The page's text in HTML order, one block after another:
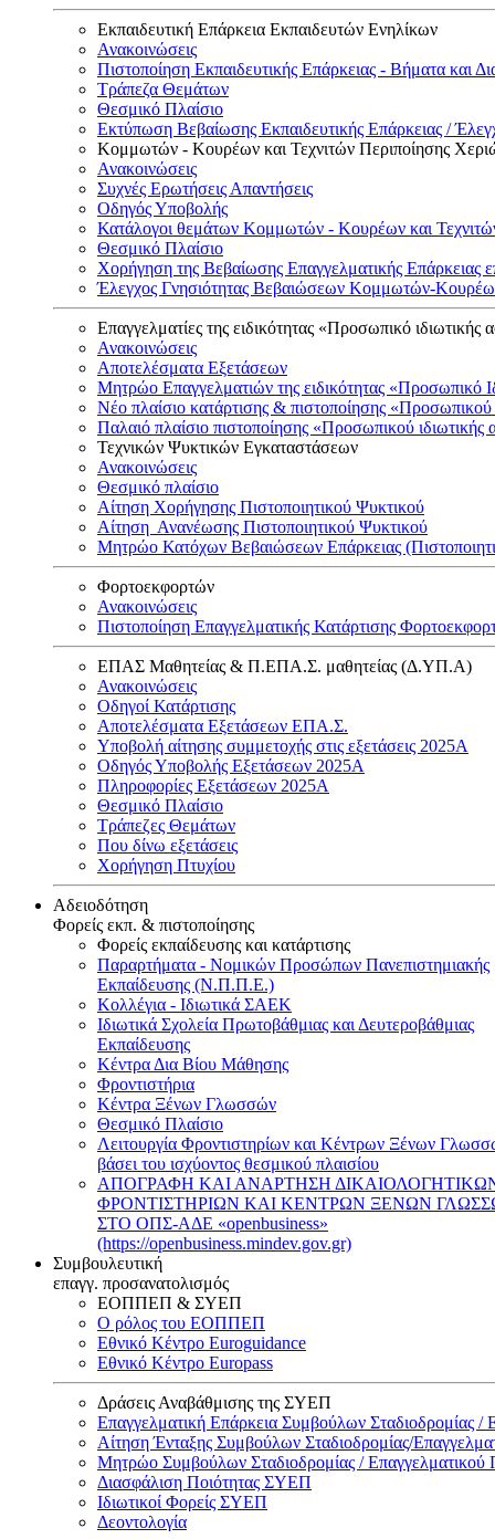
Εκπαιδευτική Επάρκεια Εκπαιδευτών Ενηλίκων
Ανακοινώσεις
Πιστοποίηση Εκπαιδευτικής Επάρκειας - Βήματα και
Τράπεζα Θεμάτων
Θεσμικό Πλαίσιο
Εκτύπωση Βεβαίωσης Εκπαιδευτικής Επάρκειας /
Κομμωτών - Κουρέων και Τεχνιτών Περιποίησης
Ανακοινώσεις
Συχνές Ερωτήσεις Απαντήσεις
Οδηγός Υποβολής
Κατάλογοι θεμάτων Κομμωτών - Κουρέων και
Θεσμικό Πλαίσιο
Χορήγηση της Βεβαίωσης Επαγγελματικής
Έλεγχος Γνησιότητας Βεβαιώσεων Κομμωτών-
Επαγγελματίες της ειδικότητας «Προσωπικό ιδιωτικής
Ανακοινώσεις
Αποτελέσματα Εξετάσεων
Μητρώο Επαγγελματιών της ειδικότητας «Προσωπικό
Νέο πλαίσιο κατάρτισης & πιστοποίησης «Προσωπικού
Παλαιό πλαίσιο πιστοποίησης «Προσωπικού
Τεχνικών Ψυκτικών Εγκαταστάσεων
Ανακοινώσεις
Θεσμικό πλαίσιο
Αίτηση Χορήγησης Πιστοποιητικού Ψυκτικού
Αίτηση Ανανέωσης Πιστοποιητικού Ψυκτικού
Μητρώο Κατόχων Βεβαιώσεων Επάρκειας
Φορτοεκφορτών
Ανακοινώσεις
Πιστοποίηση Επαγγελματικής Κατάρτισης
ΕΠΑΣ Μαθητείας & Π.ΕΠΑ.Σ. μαθητείας (Δ.ΥΠ.Α)
Ανακοινώσεις
Oδηγοί Κατάρτισης
Αποτελέσματα Εξετάσεων ΕΠΑ.Σ.
Υποβολή αίτησης συμμετοχής στις εξετάσεις 2025Α
Οδηγός Υποβολής Εξετάσεων 2025A
Πληροφορίες Εξετάσεων 2025Α
Θεσμικό Πλαίσιο
Τράπεζες Θεμάτων
Που δίνω εξετάσεις
Χορήγηση Πτυχίου
Αδειοδότηση
Φορείς εκπ. & πιστοποίησης
Φορείς εκπαίδευσης και κατάρτισης
Παραρτήματα - Νομικών Προσώπων Πανεπιστημιακής
Εκπαίδευσης (Ν.Π.Π.Ε.)
Κολλέγια - Ιδιωτικά ΣΑΕΚ
Ιδιωτικά Σχολεία Πρωτοβάθμιας και Δευτεροβάθμιας
Εκπαίδευσης
Κέντρα Δια Βίου Μάθησης
Φροντιστήρια
Κέντρα Ξένων Γλωσσών
Θεσμικό Πλαίσιο
Λειτουργία Φροντιστηρίων και Κέντρων Ξένων
βάσει του ισχύοντος θεσμικού πλαισίου
ΑΠΟΓΡΑΦΗ ΚΑΙ ΑΝΑΡΤΗΣΗ
ΦΡΟΝΤΙΣΤΗΡΙΩΝ ΚΑΙ ΚΕΝΤΡΩΝ ΞΕΝΩΝ
ΣΤΟ ΟΠΣ-ΑΔΕ «openbusiness»
(https://openbusiness.mindev.gov.gr)
Συμβουλευτική
επαγγ. προσανατολισμός
ΕΟΠΠΕΠ & ΣΥΕΠ
Ο ρόλος του ΕΟΠΠΕΠ
Εθνικό Κέντρο Euroguidance
Εθνικό Κέντρο Europass
Δράσεις Αναβάθμισης της ΣΥΕΠ
Επαγγελματική Επάρκεια Συμβούλων Σταδιοδρομίας /
Αίτηση Ένταξης Συμβούλων Σταδιοδρομίας/
Μητρώο Συμβούλων Σταδιοδρομίας / Επαγγελματικού
Διασφάλιση Ποιότητας ΣΥΕΠ
Ιδιωτικοί Φορείς ΣΥΕΠ
Δεοντολογία